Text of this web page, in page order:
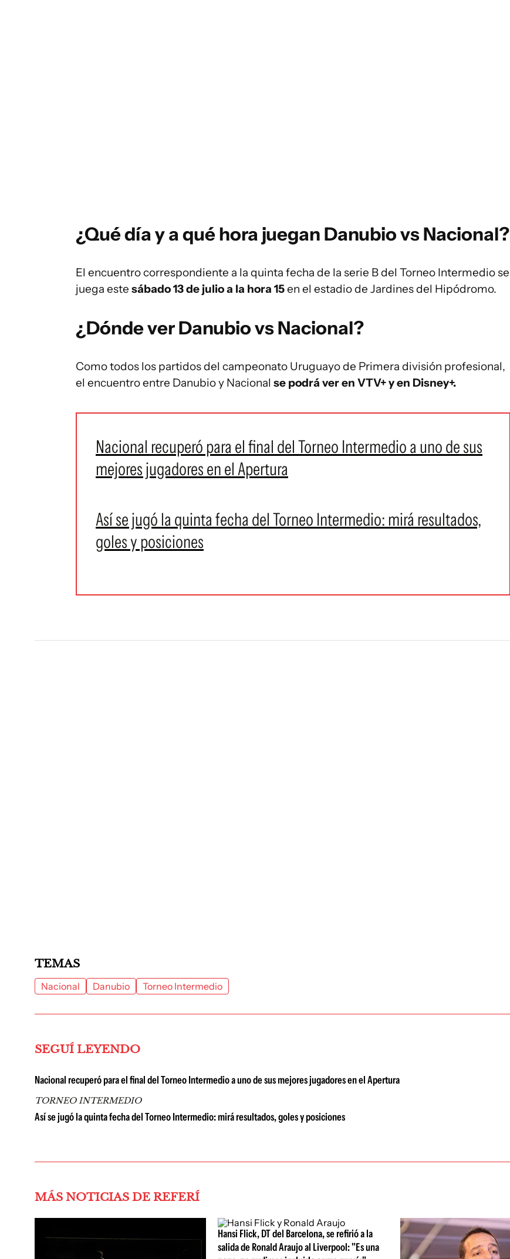
¿Qué día y a qué hora juegan Danubio vs Nacional?
El encuentro correspondiente a la quinta fecha de la serie B del Torneo Intermedio se
juega este sábado 13 de julio a la hora 15en el estadio de Jardines del Hipódromo.
¿Dónde ver Danubio vs Nacional?
Como todos los partidos del campeonato Uruguayo de Primera división profesional,
el encuentro entre Danubio y Nacional se podrá ver en VTV+ y en Disney+.
Nacional recuperó para el final del Torneo Intermedio a uno de sus
mejores jugadores en el Apertura
Así se jugó la quinta fecha del Torneo Intermedio: mirá resultados,
goles y posiciones
TEMAS
Nacional Danubio Torneo Intermedio
SEGUÍ LEYENDO
Nacional recuperó para el final del Torneo Intermedio a uno de sus mejores jugadores en el Apertura
TORNEO INTERMEDIO
Así se jugó la quinta fecha del Torneo Intermedio: mirá resultados, goles y posiciones
MÁS NOTICIAS DE REFERÍ
Hansi Flick, DT del Barcelona, se refirió a la
salida de Ronald Araujo al Liverpool: "Es una